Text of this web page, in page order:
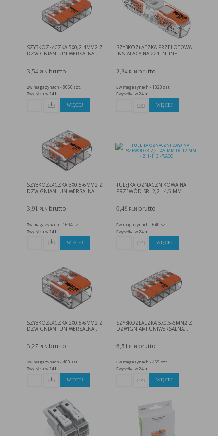
w taki sposób, aby blokować automatyczną obsługę plików „cookies” w ustawieniach przeglądarki
internetowej bądź informować o ich każdorazowym przesłaniu na urządzenie użytkownika.
Szczegółowe informacje o możliwości i sposobach obsługi plików „cookies” dostępne są w
ustawieniach oprogramowania (przeglądarki internetowej).
Ograniczenie stosowania plików „cookies”, może wpłynąć na niektóre funkcjonalności dostępne
na stronie internetowej.
SZYBKOZŁĄCZKA 5X0,2-4MM2 Z
DZWIGNIAMI UNIWERSALNA...
3,54 PLN brutto
w magazynach - 8050 szt.
wysyłka w 24 h
WIĘCEJ
SZYBKOZŁĄCZKA PRZELOTOWA
INSTALACYJNA 221 INLINE...
2,34 PLN brutto
w magazynach - 1020 szt.
wysyłka w 24 h
WIĘCEJ
SZYBKOZŁĄCZKA 3X0,5-6MM2 Z
DZWIGNIAMI UNIWERSALNA...
3,91 PLN brutto
w magazynach - 1694 szt.
wysyłka w 24 h
WIĘCEJ
TULEJKA OZNACZNIKOWA NA
PRZEWÓD SR. 2,2 - 4,5 MM...
0,49 PLN brutto
w magazynach - 640 szt.
wysyłka w 24 h
WIĘCEJ
SZYBKOZŁĄCZKA 2X0,5-6MM2 Z
DZWIGNIAMI UNIWERSALNA...
3,27 PLN brutto
w magazynach - 400 szt.
wysyłka w24 h
WIĘCEJ
SZYBKOZŁĄCZKA 5X0,5-6MM2 Z
DZWIGNIAMI UNIWERSALNA...
6,51 PLN brutto
w magazynach - 465 szt.
wysyłka w24 h
WIĘCEJ